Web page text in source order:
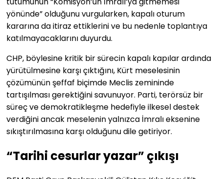
yönünde” olduğunu vurgularken, kapalı oturum
kararına da itiraz ettiklerini ve bu nedenle toplantıya
katılmayacaklarını duyurdu.
CHP, böylesine kritik bir sürecin kapalı kapılar ardında
yürütülmesine karşı çıktığını, Kürt meselesinin
çözümünün şeffaf biçimde Meclis zemininde
tartışılması gerektiğini savunuyor. Parti, terörsüz bir
süreç ve demokratikleşme hedefiyle ilkesel destek
verdiğini ancak meselenin yalnızca İmralı eksenine
sıkıştırılmasına karşı olduğunu dile getiriyor.
“Tarihi cesurlar yazar” çıkışı